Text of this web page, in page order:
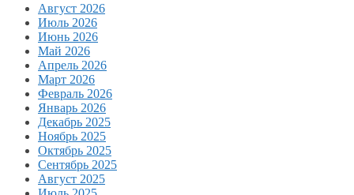
Август 2026
Июль 2026
Июнь 2026
Май 2026
Апрель 2026
Март 2026
Февраль 2026
Январь 2026
Декабрь 2025
Ноябрь 2025
Октябрь 2025
Сентябрь 2025
Август 2025